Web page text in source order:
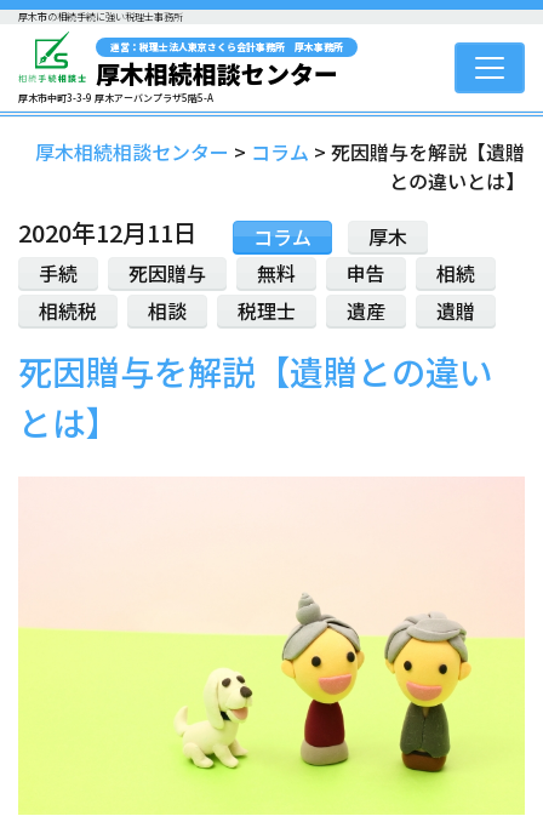
厚木市の相続手続に強い税理士事務所
運営：税理士法人東京さくら会計事務所 厚木事務所
厚木相続相談センター
厚木市中町3-3-9 厚木アーバンプラザ5階5-A
厚木相続相談センター > コラム > 死因贈与を解説【遺贈
との違いとは】
2020年12月11日 コラム
厚木
手続
死因贈与 無料 申告
相続
相続税
相談 税理士 遺産 遺贈
死因贈与を解説【遺贈との違い
とは】